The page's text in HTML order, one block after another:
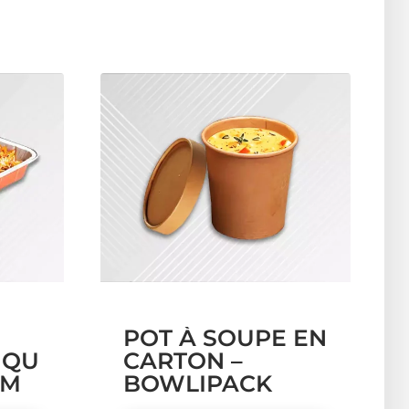
POT À SOUPE EN
CARTON –
BOWLIPACK